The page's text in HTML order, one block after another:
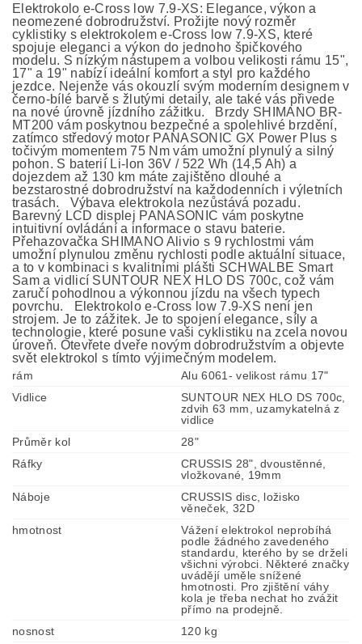
Elektrokolo e-Cross low 7.9-XS: Elegance, výkon a
neomezené dobrodružství. Prožijte nový rozměr
cyklistiky s elektrokolem e-Cross low 7.9-XS, které
spojuje eleganci a výkon do jednoho špičkového
modelu. S nízkým nástupem a volbou velikosti rámu 15",
17" a 19" nabízí ideální komfort a styl pro každého
jezdce. Nejenže vás okouzlí svým moderním designem v
černo-bílé barvě s žlutými detaily, ale také vás přivede
na nové úrovně jízdního zážitku. Brzdy SHIMANO BR-
MT200 vám poskytnou bezpečné a spolehlivé brzdění,
zatímco středový motor PANASONIC GX Power Plus s
točivým momentem 75 Nm vám umožní plynulý a silný
pohon. S baterií Li-Ion 36V / 522 Wh (14,5 Ah) a
dojezdem až 130 km máte zajištěno dlouhé a
bezstarostné dobrodružství na každodenních i výletních
trasách. Výbava elektrokola nezůstává pozadu.
Barevný LCD displej PANASONIC vám poskytne
intuitivní ovládání a informace o stavu baterie.
Přehazovačka SHIMANO Alivio s 9 rychlostmi vám
umožní plynulou změnu rychlosti podle aktuální situace,
a to v kombinaci s kvalitními plášti SCHWALBE Smart
Sam a vidlicí SUNTOUR NEX HLO DS 700c, což vám
zaručí pohodlnou a výkonnou jízdu na všech typech
povrchu. Elektrokolo e-Cross low 7.9-XS není jen
strojem. Je to zážitek. Je to spojení elegance, síly a
technologie, které posune vaši cyklistiku na zcela novou
úroveň. Otevřete dveře novým dobrodružstvím a objevte
svět elektrokol s tímto výjimečným modelem.
rám
Alu 6061- velikost rámu 17"
Vidlice
SUNTOUR NEX HLO DS 700c,
zdvih 63 mm, uzamykatelná z
vidlice
Průměr kol
28"
Ráfky
CRUSSIS 28", dvoustěnné,
vložkované, 19mm
Náboje
CRUSSIS disc, ložisko
věneček, 32D
hmotnost
Vážení elektrokol neprobíhá
podle žádného zavedeného
standardu, kterého by se drželi
všichni výrobci. Některé značky
uvádějí uměle snížené
hmotnosti. Pro zjištění váhy
kola je třeba nechat ho zvážit
přímo na prodejně.
nosnost
120 kg